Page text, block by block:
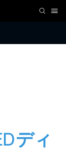
ディ